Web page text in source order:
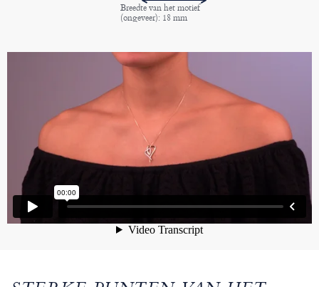
Breedte van het motief
(ongeveer): 18 mm